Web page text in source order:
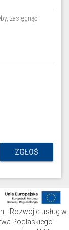
zasięgnąć
ZGŁOŚ
"Rozwój e-usług w
Podlaskiego"